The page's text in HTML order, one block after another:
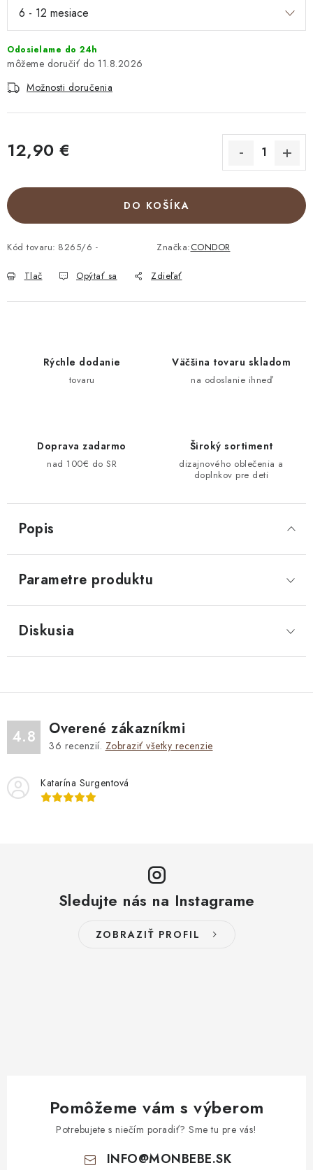
Odosielame do 24h
11.8.2026
Možnosti doručenia
12,90 €
DO KOŠÍKA
Kód tovaru: 8265/6 - Značka:CONDOR
Tlač Opýtať sa Zdieľať
Rýchle dodanie
tovaru
Väčšina tovaru skladom
na odoslanie ihneď
Doprava zadarmo
nad 100€ do SR
Široký sortiment
dizajnového oblečenia a
doplnkov pre deti
Popis
Parametre produktu
Diskusia
4.8 Overené zákazníkmi
36 recenzií. Zobraziť všetky recenzie
Katarína Surgentová
Sledujte nás na Instagrame
ZOBRAZIŤ PROFIL
Pomôžeme vám s výberom
Potrebujete s niečím poradiť? Sme tu pre vás!
INFO@MONBEBE.SK